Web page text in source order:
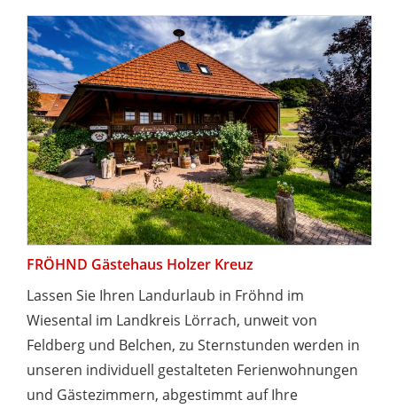
FRÖHND Gästehaus Holzer Kreuz
Lassen Sie Ihren Landurlaub in Fröhnd im
Wiesental im Landkreis Lörrach, unweit von
Feldberg und Belchen, zu Sternstunden werden in
unseren individuell gestalteten Ferienwohnungen
und Gästezimmern, abgestimmt auf Ihre